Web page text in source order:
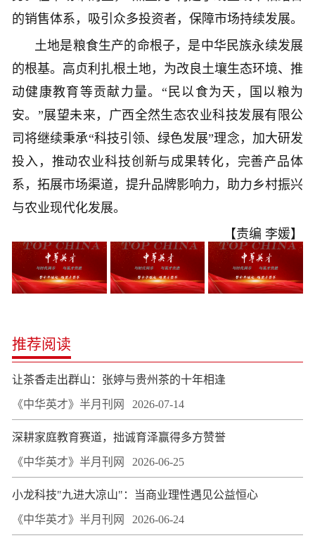
的销售体系，吸引众多投资者，保障市场持续发展。
土地是粮食生产的命根子，是中华民族永续发展
的根基。高贞利扎根土地，为改良土壤生态环境、推
动健康教育等贡献力量。“民以食为天，国以粮为
安。”展望未来，广西全然生态农业科技发展有限公
司将继续秉承“科技引领、绿色发展”理念，加大研发
投入，推动农业科技创新与成果转化，完善产品体
系，拓展市场渠道，提升品牌影响力，助力乡村振兴
与农业现代化发展。
【责编 李媛】
推荐阅读
让茶香走出群山：张婷与贵州茶的十年相逢
《中华英才》半月刊网 2026-07-14
深耕家庭教育赛道，拙诚育泽赢得多方赞誉
《中华英才》半月刊网 2026-06-25
小龙科技"九进大凉山"：当商业理性遇见公益恒心
《中华英才》半月刊网 2026-06-24